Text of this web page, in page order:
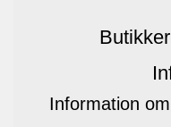
Information